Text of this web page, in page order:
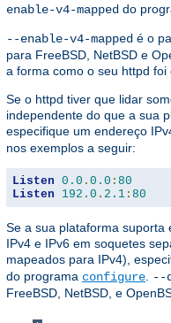
enable-v4-mapped do
--enable-v4-mapped é o
para FreeBSD, NetBSD e
a forma como o seu httpd foi
Se o httpd tiver que lidar
independente do que a sua
especifique um endereço
nos exemplos a seguir:
Listen 0.0 . 0.0 : 80
Listen
192.0 . 2.1 : 80
Se a sua plataforma suporta
IPv4 e IPv6 em soquetes
mapeados para IPv4),
do programa configure --
FreeBSD, NetBSD, e